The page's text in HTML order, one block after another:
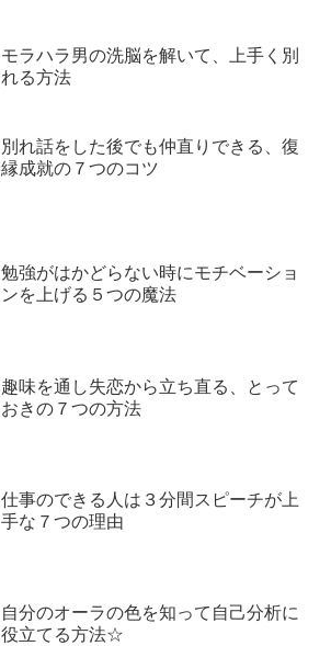
モラハラ男の洗脳を解いて、上手く別
れる方法
別れ話をした後でも仲直りできる、復
縁成就の７つのコツ
勉強がはかどらない時にモチベーショ
ンを上げる５つの魔法
趣味を通し失恋から立ち直る、とって
おきの７つの方法
仕事のできる人は３分間スピーチが上
手な７つの理由
自分のオーラの色を知って自己分析に
役立てる方法☆